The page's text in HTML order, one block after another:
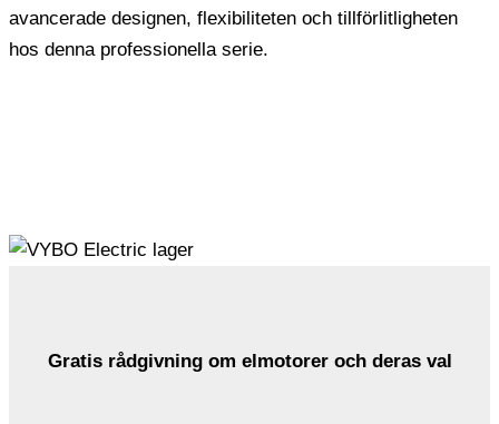
avancerade designen, flexibiliteten och tillförlitligheten
hos denna professionella serie.
Gratis rådgivning om elmotorer och deras val